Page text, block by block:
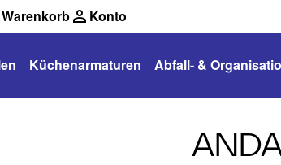
Warenkorb Konto
Küchenarmaturen Abfall- &